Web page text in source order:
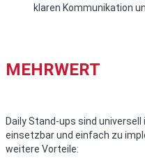
klaren Kommunikation
MEHRWERT
Daily Stand-ups sind
einsetzbar und einfach zu
weitere Vorteile: